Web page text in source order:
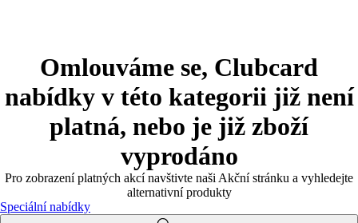
Omlouváme se, Clubcard
nabídky v této kategorii již není
platná, nebo je již zboží
vyprodáno
Pro zobrazení platných akcí navštivte naši Akční stránku a vyhledejte
alternativní produkty
Speciální nabídky